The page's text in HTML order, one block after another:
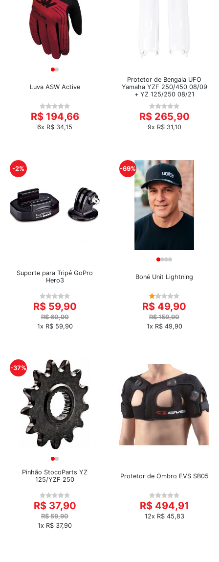
Luva ASW Active
R$ 194,66
6x R$ 34,15
Protetor de Bengala UFO
Yamaha YZF 250/450 08/09
+ YZ 125/250 08/21
R$ 265,90
9x R$ 31,10
-2%
Suporte para Tripé GoPro
Hero3
R$ 59,90
R$ 60,90
1x R$ 59,90
-69%
Boné Unit Lightning
R$ 49,90
R$ 159,90
1x R$ 49,90
-37%
Pinhão StocoParts YZ
125/YZF 250
R$ 37,90
R$ 59,90
1x R$ 37,90
Protetor de Ombro EVS SB05
R$ 494,91
12x R$ 45,83